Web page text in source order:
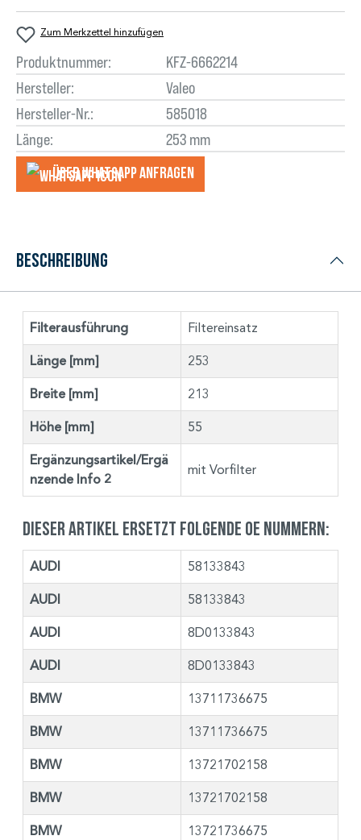
Zum Merkzettel hinzufügen
Produktnummer:
KFZ-6662214
Hersteller:
Valeo
Hersteller-Nr.:
585018
Länge:
253 mm
Über WhatsApp anfragеn
Beschreibung
Filterausführung Filtereinsatz
Länge [mm] 253
Breite [mm] 213
Höhe [mm] 55
Ergänzungsartikel/Ergä
nzende Info 2
mit Vorfilter
Dieser Artikel ersetzt folgende OE Nummern:
AUDI 58133843
AUDI 58133843
AUDI 8D0133843
AUDI 8D0133843
BMW 13711736675
BMW 13711736675
BMW 13721702158
BMW 13721702158
BMW 13721736675